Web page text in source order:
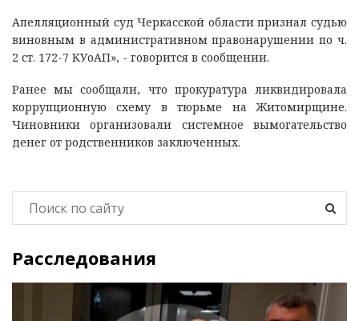
Апелляционный суд Черкасской области признал судью
виновным в административном правонарушении по ч.
2 ст. 172-7 КУоАП», - говорится в сообщении.
Ранее мы сообщали, что прокуратура ликвидировала
коррупционную схему в тюрьме на Житомирщине.
Чиновники организовали системное вымогательство
денег от родственников заключенных.
Расследования